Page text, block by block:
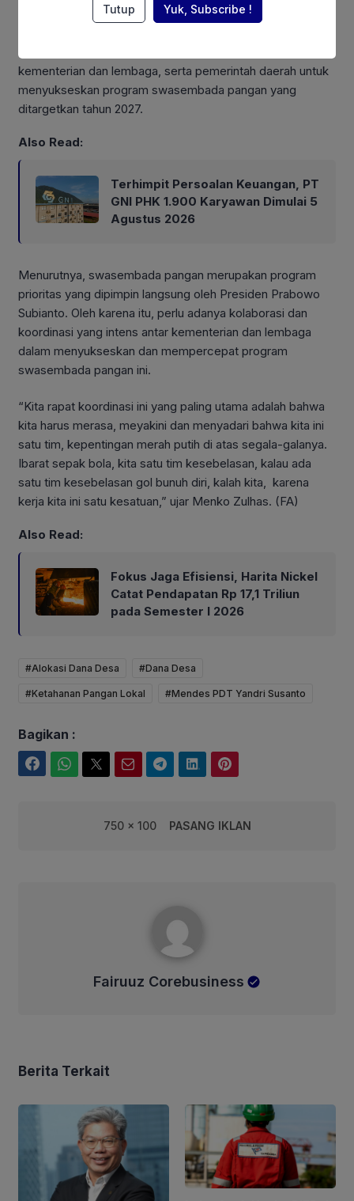
rakor ini dilakukan untuk memperkuat sinergitas antar
kementerian dan lembaga, serta pemerintah daerah untuk
menyukseskan program swasembada pangan yang
ditargetkan tahun 2027.
Also Read:
Terhimpit Persoalan Keuangan, PT
GNI PHK 1.900 Karyawan Dimulai 5
Agustus 2026
Menurutnya, swasembada pangan merupakan program
prioritas yang dipimpin langsung oleh Presiden Prabowo
Subianto. Oleh karena itu, perlu adanya kolaborasi dan
koordinasi yang intens antar kementerian dan lembaga
dalam menyukseskan dan mempercepat program
swasembada pangan ini.
“Kita rapat koordinasi ini yang paling utama adalah bahwa
kita harus merasa, meyakini dan menyadari bahwa kita ini
satu tim, kepentingan merah putih di atas segala-galanya.
Ibarat sepak bola, kita satu tim kesebelasan, kalau ada
satu tim kesebelasan gol bunuh diri, kalah kita, karena
kerja kita ini satu kesatuan,” ujar Menko Zulhas. (FA)
Also Read:
Fokus Jaga Efisiensi, Harita Nickel
Catat Pendapatan Rp 17,1 Triliun
pada Semester I 2026
#Alokasi Dana Desa #Dana Desa
#Ketahanan Pangan Lokal #Mendes PDT Yandri Susanto
Bagikan :
750 x 100 PASANG IKLAN
Fairuuz Corebusiness
Berita Terkait
Tutup Yuk, Subscribe !